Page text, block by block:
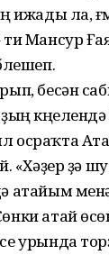
ижады ла,
Мансур
бесән
осраҡта
«Хәҙер ҙә
атайым
атай
урында